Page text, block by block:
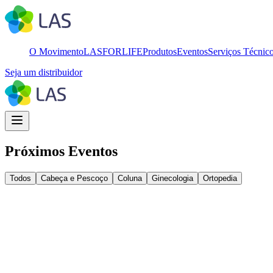
O MovimentoLASFORLIFEProdutosEventosServiços
Seja um distribuidor
Próximos Eventos
Todos Cabeça e Pescoço Coluna Ginecologia Ortopedia